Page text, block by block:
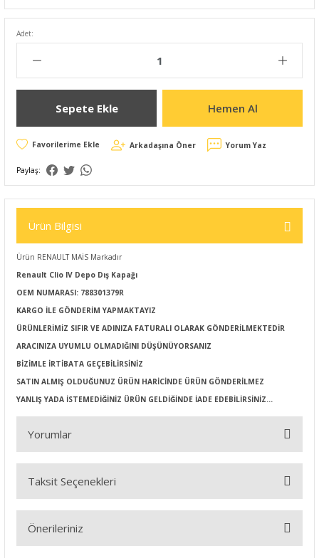
Adet:
Sepete Ekle Hemen Al
Arkadaşına Öner Yorum Yaz
Paylaş:
Ürün Bilgisi
Ürün RENAULT MAİS Markadır
Renault Clio IV Depo Dış Kapağı
OEM NUMARASI: 788301379R
KARGO İLE GÖNDERİM YAPMAKTAYIZ
ÜRÜNLERİMİZ SIFIR VE ADINIZA FATURALI OLARAK GÖNDERİLMEKTEDİR
ARACINIZA UYUMLU OLMADIĞINI DÜŞÜNÜYORSANIZ
BİZİMLE İRTİBATA GEÇEBİLİRSİNİZ
SATIN ALMIŞ OLDUĞUNUZ ÜRÜN HARİCİNDE ÜRÜN GÖNDERİLMEZ
YANLIŞ YADA İSTEMEDİĞİNİZ ÜRÜN GELDİĞİNDE İADE EDEBİLİRSİNİZ...
Yorumlar
Bu ürüne ilk yorumu siz yapın!
Taksit Seçenekleri
Önerileriniz